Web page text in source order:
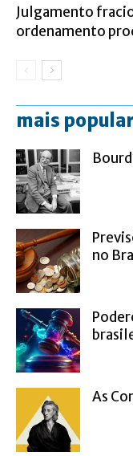
Julgamento
ordenamento
mais
no
As